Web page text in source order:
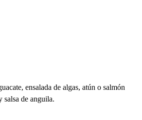
ensalada de algas, atún o salmón
salsa de anguila.